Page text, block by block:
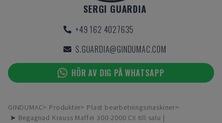
SERGI GUARDIA
+49 162 4027635
S.GUARDIA@GINDUMAC.COM
HÖR AV DIG PÅ WHATSAPP
GINDUMAC Produkter
Plast bearbetningsmaskiner
➤ Begagnad Krauss Maffei 300-2000 CX till salu |